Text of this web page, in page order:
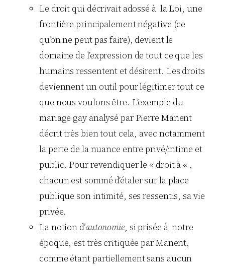
Le droit qui décrivait adossé à la Loi, une
frontière principalement négative (ce
qu’on ne peut pas faire), devient le
domaine de l’expression de tout ce que les
humains ressentent et désirent. Les droits
deviennent un outil pour légitimer tout ce
que nous voulons être. L’exemple du
mariage gay analysé par Pierre Manent
décrit très bien tout cela, avec notamment
la perte de la nuance entre privé/intime et
public. Pour revendiquer le « droit à « ,
chacun est sommé d’étaler sur la place
publique son intimité, ses ressentis, sa vie
privée.
La notion d’autonomie, si prisée à notre
époque, est très critiquée par Manent,
comme étant partiellement sans aucun